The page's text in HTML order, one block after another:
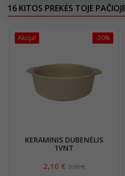
16 KITOS PREKĖS TOJE
-30%
Akcija!
KERAMINIS DUBENĖLIS
1VNT
2,10 € 3,00 €